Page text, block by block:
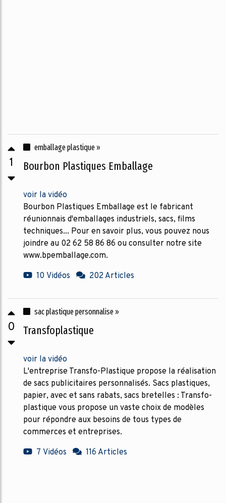
1
emballage plastique »
Bourbon Plastiques Emballage
voir la vidéo
Bourbon Plastiques Emballage est le fabricant
réunionnais d'emballages industriels, sacs, films
techniques... Pour en savoir plus, vous pouvez nous
joindre au 02 62 58 86 86 ou consulter notre site
www.bpemballage.com.
10 Vidéos
202 Articles
0
sac plastique personnalise »
Transfoplastique
voir la vidéo
L'entreprise Transfo-Plastique propose la réalisation
de sacs publicitaires personnalisés. Sacs plastiques,
papier, avec et sans rabats, sacs bretelles : Transfo-
plastique vous propose un vaste choix de modèles
pour répondre aux besoins de tous types de
commerces et entreprises.
7 Vidéos
116 Articles